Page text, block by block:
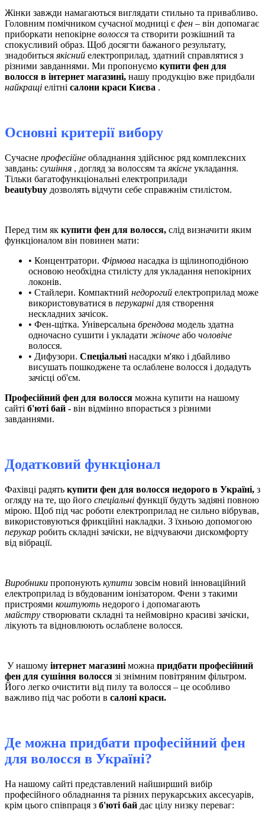
Жінки завжди намагаються виглядати стильно та привабливо.
Головним помічником сучасної модниці є фен – він допомагає
приборкати непокірне волосся та створити розкішний та
спокусливий образ. Щоб досягти бажаного результату,
знадобиться якісний електроприлад, здатний справлятися з
різними завданнями. Ми пропонуємо купити фен для
волосся в інтернет магазині, нашу продукцію вже придбали
найкращі елітні салони краси Києва .
Основні критерії вибору
Сучасне професійне обладнання здійснює ряд комплексних
завдань: сушіння , догляд за волоссям та якісне укладання.
Тільки багатофункціональні електроприлади
beautybuy дозволять відчути себе справжнім стилістом.
Перед тим як купити фен для волосся, слід визначити яким
функціоналом він повинен мати:
• Концентратори. Фірмова насадка із щілиноподібною
основою необхідна стилісту для укладання непокірних
локонів.
• Стайлери. Компактний недорогий електроприлад може
використовуватися в перукарні для створення
нескладних зачісок.
• Фен-щітка. Універсальна брендова модель здатна
одночасно сушити і укладати жіноче або чоловіче
волосся.
• Дифузори. Спеціальні насадки м'яко і дбайливо
висушать пошкоджене та ослаблене волосся і додадуть
зачісці об'єм.
Професійний фен для волосся можна купити на нашому
сайті б'юті бай - він відмінно впорається з різними
завданнями.
Додатковий функціонал
Фахівці радять купити фен для волосся недорого в Україні, з
огляду на те, що його спеціальні функції будуть задіяні повною
мірою. Щоб під час роботи електроприлад не сильно вібрував,
використовуються фрикційні накладки. З їхньою допомогою
перукар робить складні зачіски, не відчуваючи дискомфорту
від вібрації.
Виробники пропонують купити зовсім новий інноваційний
електроприлад із вбудованим іонізатором. Фени з такими
пристроями коштують недорого і допомагають
майстру створювати складні та неймовірно красиві зачіски,
лікують та відновлюють ослаблене волосся.
У нашому інтернет магазині можна придбати професійний
фен для сушіння волосся зі знімним повітряним фільтром.
Його легко очистити від пилу та волосся – це особливо
важливо під час роботи в салоні краси.
Де можна придбати професійний фен
для волосся в Україні?
На нашому сайті представлений найширший вибір
професійного обладнання та різних перукарських аксесуарів,
крім цього співпраця з б'юті бай дає цілу низку переваг: